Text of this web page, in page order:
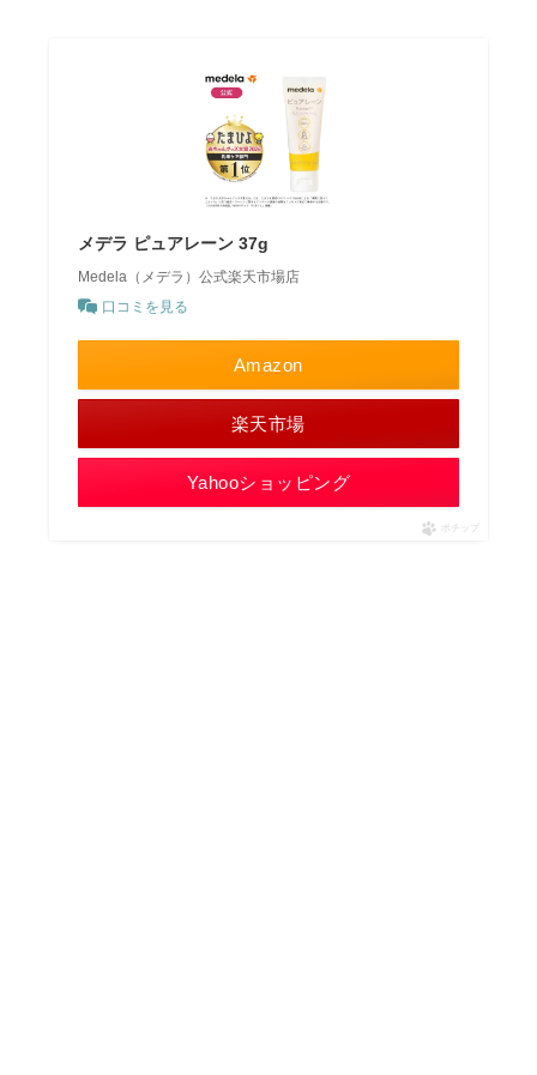
メデラ ピュアレーン 37g
Medela（メデラ）公式楽天市場店
口コミを見る
Amazon
楽天市場
Yahooショッピング
ポチップ